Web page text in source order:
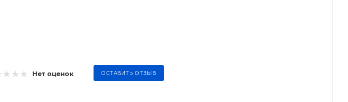
Нет оценок ОСТАВИТЬ ОТЗЫВ